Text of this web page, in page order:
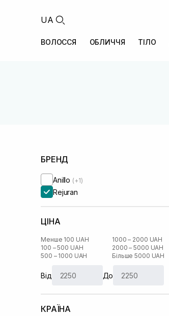
UA
ВОЛОССЯ ОБЛИЧЧЯ ТІЛО
БРЕНД
Anillo (+1)
Rejuran
ЦІНА
Менше 100 UAH
100 – 500 UAH
500 – 1000 UAH
1000 – 2000 UAH
2000 – 5000 UAH
Більше 5000 UAH
Від До
КРАЇНА